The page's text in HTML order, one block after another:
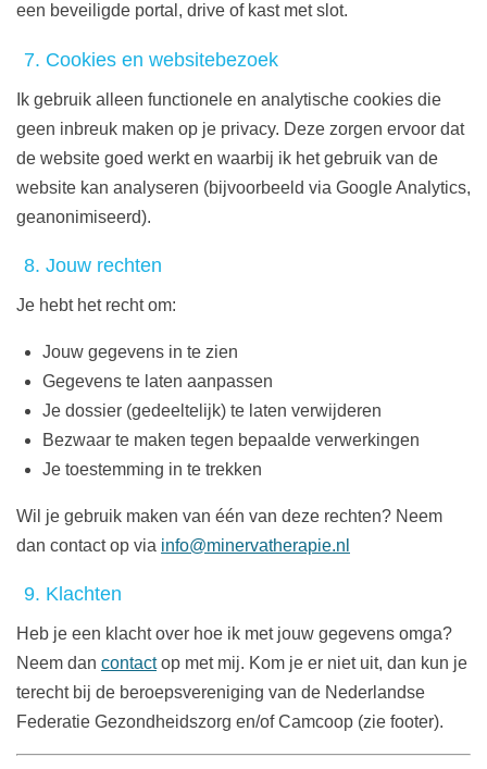
een beveiligde portal, drive of kast met slot.
7. Cookies en websitebezoek
Ik gebruik alleen functionele en analytische cookies die
geen inbreuk maken op je privacy. Deze zorgen ervoor dat
de website goed werkt en waarbij ik het gebruik van de
website kan analyseren (bijvoorbeeld via Google Analytics,
geanonimiseerd).
8. Jouw rechten
Je hebt het recht om:
Jouw gegevens in te zien
Gegevens te laten aanpassen
Je dossier (gedeeltelijk) te laten verwijderen
Bezwaar te maken tegen bepaalde verwerkingen
Je toestemming in te trekken
Wil je gebruik maken van één van deze rechten? Neem
dan contact op via info@minervatherapie.nl
9. Klachten
Heb je een klacht over hoe ik met jouw gegevens omga?
Neem dan contactop met mij. Kom je er niet uit, dan kun je
terecht bij de beroepsvereniging van de Nederlandse
Federatie Gezondheidszorg en/of Camcoop (zie footer).